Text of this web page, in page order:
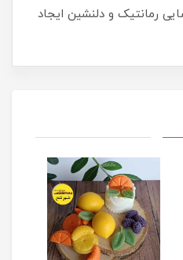
رمانتیک و دلنشین ایجاد